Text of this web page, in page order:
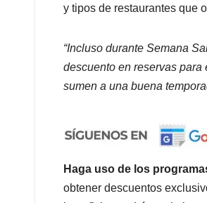
y tipos de restaurantes que
“Incluso durante Semana
descuento en reservas para
sumen a una buena
Haga uso de los
obtener descuentos